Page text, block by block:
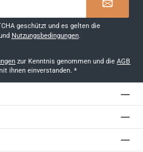
geschützt und es gelten die
Nutzungsbedingungen.
zur Kenntnis genommen und dieAGB
ihnen einverstanden. *